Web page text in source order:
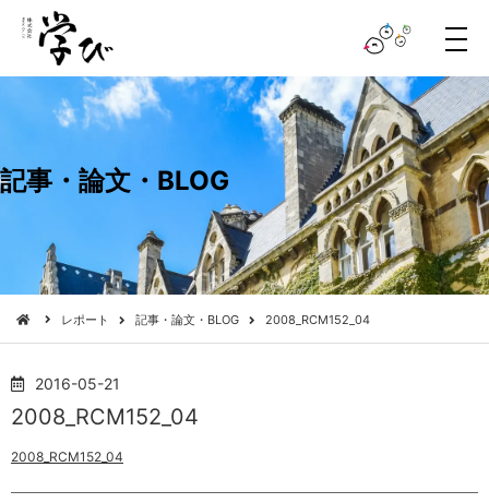
メ
ニ
ュ
ー
記事・論文・BLOG
レポート 記事・論文・BLOG 2008_RCM152_04
2016-05-21
2008_RCM152_04
2008_RCM152_04